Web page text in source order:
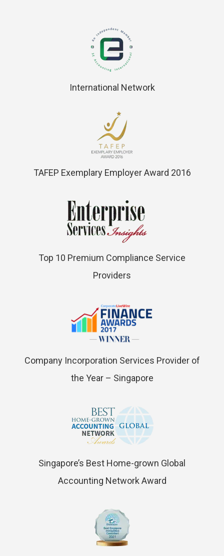
International Network
TAFEP Exemplary Employer Award 2016
Top 10 Premium Compliance Service
Providers
Company Incorporation Services Provider of
the Year – Singapore
Singapore’s Best Home-grown Global
Accounting Network Award